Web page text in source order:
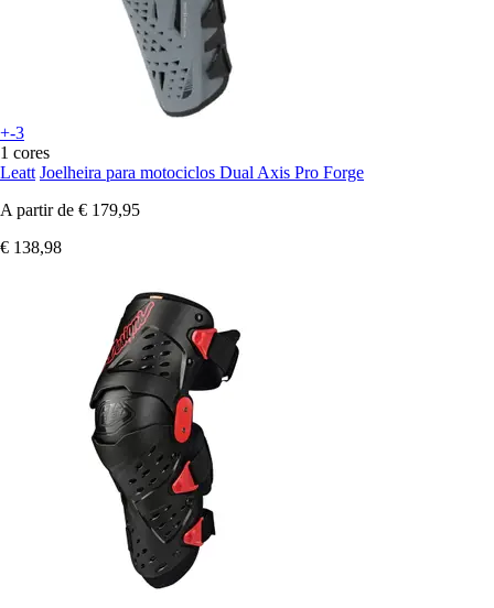
+-3
1 cores
Leatt Joelheira para motociclos Dual Axis Pro Forge
A partir de € 179,95
€ 138,98